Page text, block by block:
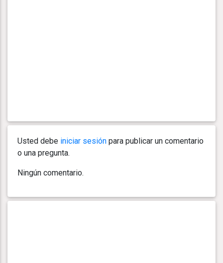
Usted debe iniciar sesión para publicar un comentario
o una pregunta.
Ningún comentario.